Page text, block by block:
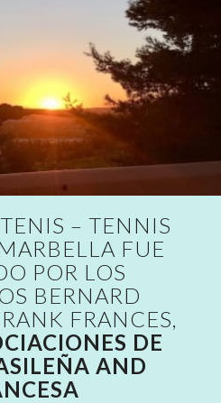
– TENNIS
FUE
POR LOS
BERNARD
FRANCES,
DE
AND